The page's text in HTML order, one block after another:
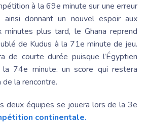
à la 69e minute sur une erreur
ainsi donnant un nouvel espoir aux
minutes plus tard, le Ghana reprend
de Kudus à la 71e minute de jeu.
de courte durée puisque l’Égyptien
la 74e minute. un score qui restera
de la rencontre.
deux équipes se jouera lors de la 3e
continentale.